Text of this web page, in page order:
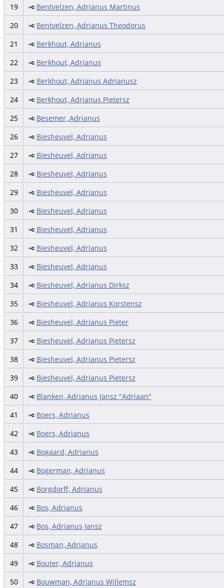
19
Bentvelzen, Adrianus Martinus
20
Bentvelzen, Adrianus Theodorus
21
Berkhout, Adrianus
22
Berkhout, Adrianus
23
Berkhout, Adrianus Adrianusz
24
Berkhout, Adrianus Pietersz
25
Besemer, Adrianus
26
Biesheuvel, Adrianus
27
Biesheuvel, Adrianus
28
Biesheuvel, Adrianus
29
Biesheuvel, Adrianus
30
Biesheuvel, Adrianus
31
Biesheuvel, Adrianus
32
Biesheuvel, Adrianus
33
Biesheuvel, Adrianus
34
Biesheuvel, Adrianus Dirksz
35
Biesheuvel, Adrianus Korstensz
36
Biesheuvel, Adrianus Pieter
37
Biesheuvel, Adrianus Pietersz
38
Biesheuvel, Adrianus Pietersz
39
Biesheuvel, Adrianus Pietersz
40
Blanken, Adrianus Jansz "Adriaan"
41
Boers, Adrianus
42
Boers, Adrianus
43
Bogaard, Adrianus
44
Bogerman, Adrianus
45
Borgdorff, Adrianus
46
Bos, Adrianus
47
Bos, Adrianus Jansz
48
Bosman, Adrianus
49
Bouter, Adrianus
50
Bouwman, Adrianus Willemsz